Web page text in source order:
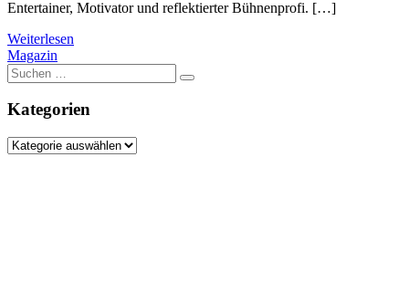
Entertainer, Motivator und reflektierter Bühnenprofi. […]
Weiterlesen
Magazin
Suche
nach:
Kategorien
Kategorien